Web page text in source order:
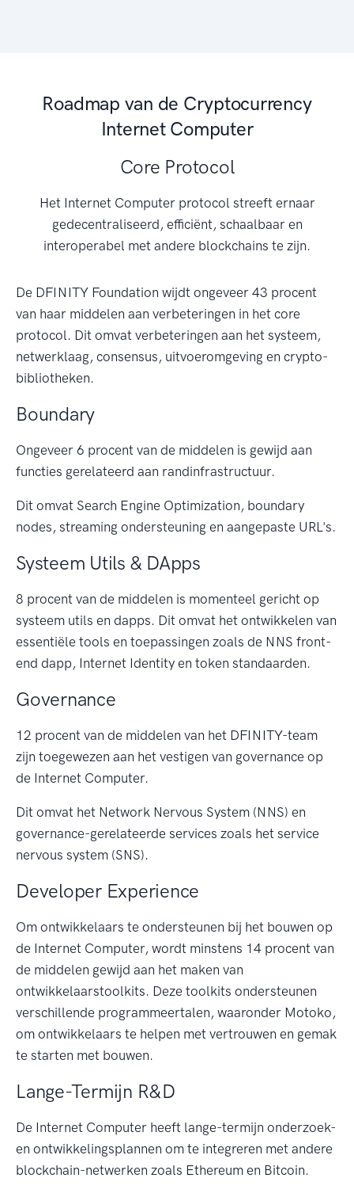
Roadmap van de Cryptocurrency
Internet Computer
Core Protocol
Het Internet Computer protocol streeft ernaar
gedecentraliseerd, efficiënt, schaalbaar en
interoperabel met andere blockchains te zijn.
De DFINITY Foundation wijdt ongeveer 43 procent
van haar middelen aan verbeteringen in het core
protocol. Dit omvat verbeteringen aan het systeem,
netwerklaag, consensus, uitvoeromgeving en crypto-
bibliotheken.
Boundary
Ongeveer 6 procent van de middelen is gewijd aan
functies gerelateerd aan randinfrastructuur.
Dit omvat Search Engine Optimization, boundary
nodes, streaming ondersteuning en aangepaste URL's.
Systeem Utils & DApps
8 procent van de middelen is momenteel gericht op
systeem utils en dapps. Dit omvat het ontwikkelen van
essentiële tools en toepassingen zoals de NNS front-
end dapp, Internet Identity en token standaarden.
Governance
12 procent van de middelen van het DFINITY-team
zijn toegewezen aan het vestigen van governance op
de Internet Computer.
Dit omvat het Network Nervous System (NNS) en
governance-gerelateerde services zoals het service
nervous system (SNS).
Developer Experience
Om ontwikkelaars te ondersteunen bij het bouwen op
de Internet Computer, wordt minstens 14 procent van
de middelen gewijd aan het maken van
ontwikkelaarstoolkits. Deze toolkits ondersteunen
verschillende programmeertalen, waaronder Motoko,
om ontwikkelaars te helpen met vertrouwen en gemak
te starten met bouwen.
Lange-Termijn R&D
De Internet Computer heeft lange-termijn onderzoek-
en ontwikkelingsplannen om te integreren met andere
blockchain-netwerken zoals Ethereum en Bitcoin.